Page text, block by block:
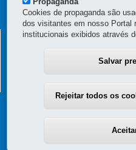
principal
SECRETARIA
Cookies de propaganda são
dos visitantes em nosso Portal
institucionais exibidos através
Salvar
Rejeitar todos os